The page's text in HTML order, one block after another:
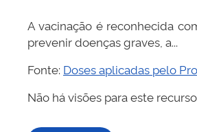
A vacinação é reconhecida
prevenir doenças graves, a...
Fonte: Doses aplicadas pelo
Não há visões para este